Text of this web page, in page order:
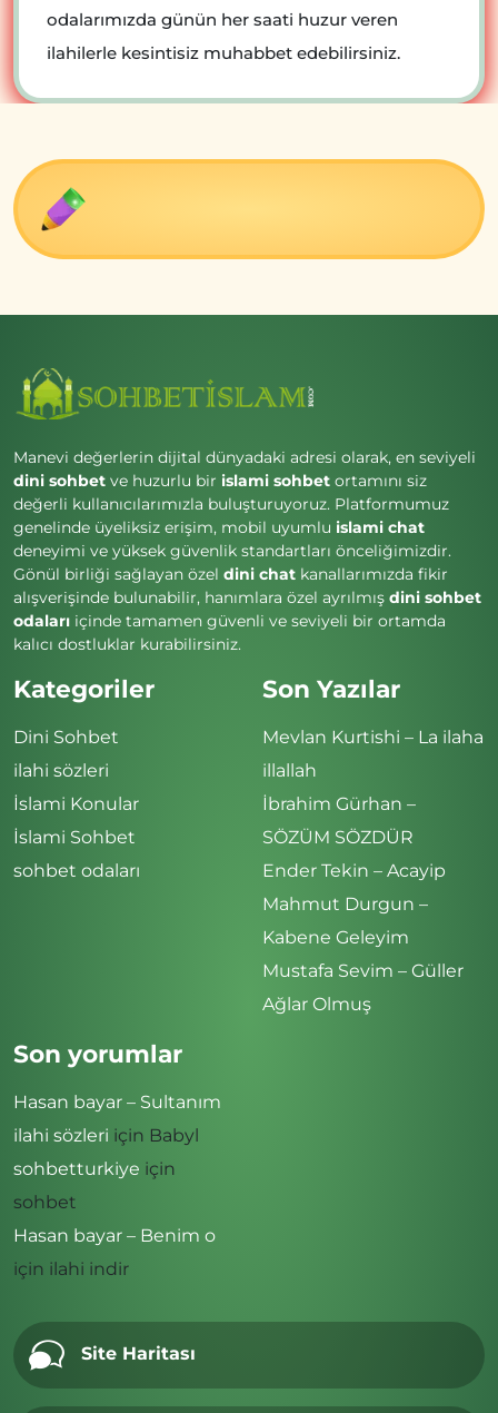
odalarımızda günün her saati huzur veren
ilahilerle kesintisiz muhabbet edebilirsiniz.
Manevi değerlerin dijital dünyadaki adresi olarak, en seviyeli
dini sohbet ve huzurlu bir islami sohbet ortamını siz
değerli kullanıcılarımızla buluşturuyoruz. Platformumuz
genelinde üyeliksiz erişim, mobil uyumlu islami chat
deneyimi ve yüksek güvenlik standartları önceliğimizdir.
Gönül birliği sağlayan özel dini chat kanallarımızda fikir
alışverişinde bulunabilir, hanımlara özel ayrılmış dini sohbet
odaları içinde tamamen güvenli ve seviyeli bir ortamda
kalıcı dostluklar kurabilirsiniz.
Kategoriler
Dini Sohbet
ilahi sözleri
İslami Konular
İslami Sohbet
sohbet odaları
Son Yazılar
Mevlan Kurtishi – La ilaha
illallah
İbrahim Gürhan –
SÖZÜM SÖZDÜR
Ender Tekin – Acayip
Mahmut Durgun –
Kabene Geleyim
Mustafa Sevim – Güller
Ağlar Olmuş
Son yorumlar
Hasan bayar – Sultanım
ilahi sözleri için Babyl
sohbetturkiye için
sohbet
Hasan bayar – Benim o
için ilahi indir
Site Haritası